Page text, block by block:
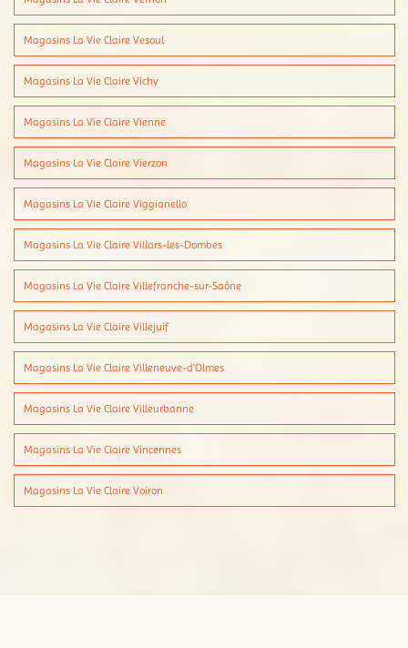
Magasins La Vie Claire Vesoul
Magasins La Vie Claire Vichy
Magasins La Vie Claire Vienne
Magasins La Vie Claire Vierzon
Magasins La Vie Claire Viggianello
Magasins La Vie Claire Villars-les-Dombes
Magasins La Vie Claire Villefranche-sur-Saône
Magasins La Vie Claire Villejuif
Magasins La Vie Claire Villeneuve-d'Olmes
Magasins La Vie Claire Villeurbanne
Magasins La Vie Claire Vincennes
Magasins La Vie Claire Voiron